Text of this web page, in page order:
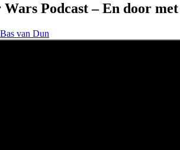
Wars Podcast – En door
Bas van Dun